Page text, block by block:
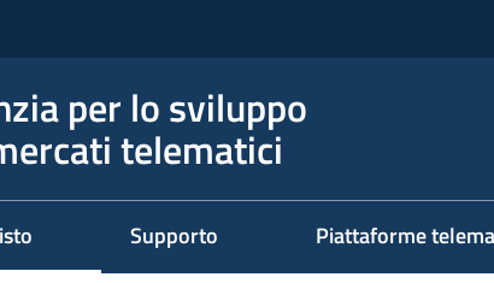
per lo sviluppo
telematici
Supporto Piattaforme